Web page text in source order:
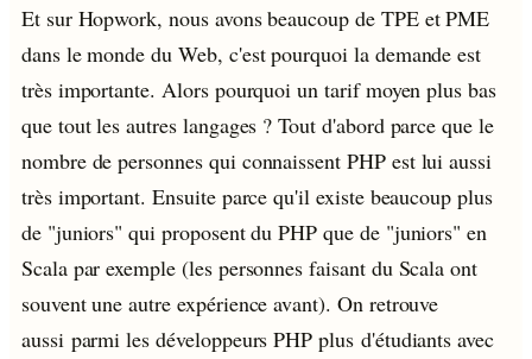
Et sur Hopwork, nous avons beaucoup de TPE et PME
dans le monde du Web, c'est pourquoi la demande est
très importante. Alors pourquoi un tarif moyen plus bas
que tout les autres langages ? Tout d'abord parce que le
nombre de personnes qui connaissent PHP est lui aussi
très important. Ensuite parce qu'il existe beaucoup plus
de "juniors" qui proposent du PHP que de "juniors" en
Scala par exemple (les personnes faisant du Scala ont
souvent une autre expérience avant). On retrouve
aussi parmi les développeurs PHP plus d'étudiants avec